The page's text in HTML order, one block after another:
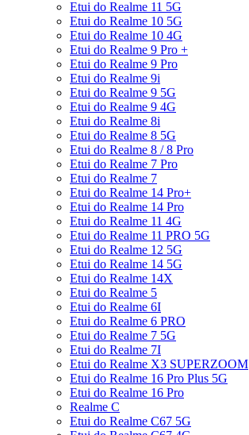
Etui do Realme 11 5G
Etui do Realme 10 5G
Etui do Realme 10 4G
Etui do Realme 9 Pro +
Etui do Realme 9 Pro
Etui do Realme 9i
Etui do Realme 9 5G
Etui do Realme 9 4G
Etui do Realme 8i
Etui do Realme 8 5G
Etui do Realme 8 / 8 Pro
Etui do Realme 7 Pro
Etui do Realme 7
Etui do Realme 14 Pro+
Etui do Realme 14 Pro
Etui do Realme 11 4G
Etui do Realme 11 PRO 5G
Etui do Realme 12 5G
Etui do Realme 14 5G
Etui do Realme 14X
Etui do Realme 5
Etui do Realme 6I
Etui do Realme 6 PRO
Etui do Realme 7 5G
Etui do Realme 7I
Etui do Realme X3 SUPERZOOM
Etui do Realme 16 Pro Plus 5G
Etui do Realme 16 Pro
Realme C
Etui do Realme C67 5G